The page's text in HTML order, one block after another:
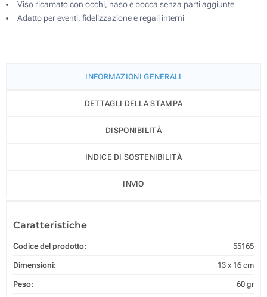
Viso ricamato con occhi, naso e bocca senza parti aggiunte
Adatto per eventi, fidelizzazione e regali interni
INFORMAZIONI GENERALI
DETTAGLI DELLA STAMPA
DISPONIBILITÀ
INDICE DI SOSTENIBILITÀ
INVIO
Caratteristiche
Codice del prodotto: 55165
Dimensioni: 13 x 16 cm
Peso: 60 gr